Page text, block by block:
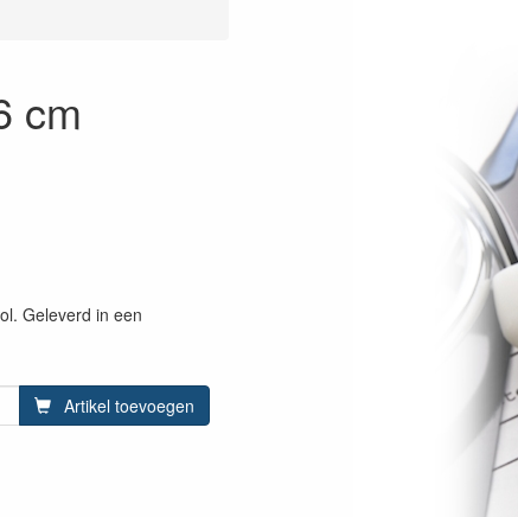
cm
Geleverd in een
Artikel toevoegen